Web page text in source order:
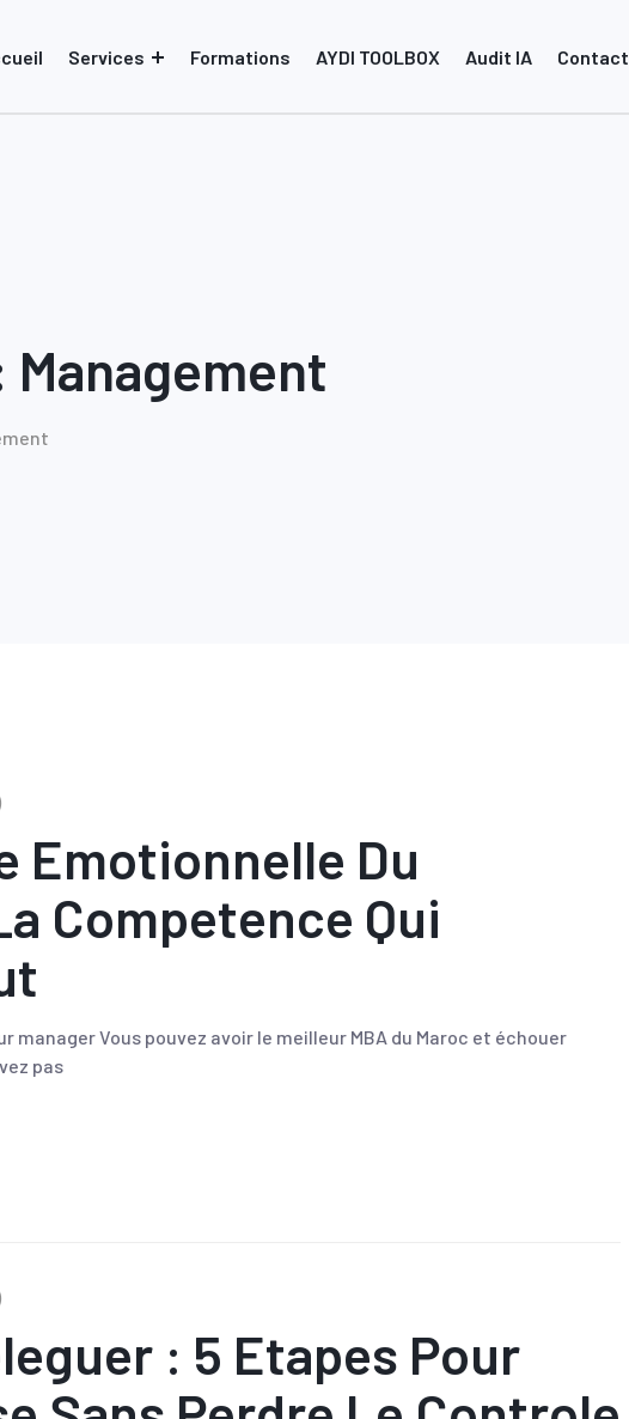
Services Formations AYDI TOOLBOX Audit IA Contact
Management
Emotionnelle Du
Competence Qui
manager Vous pouvez avoir le meilleur MBA du Maroc et échouer
pas
: 5 Etapes Pour